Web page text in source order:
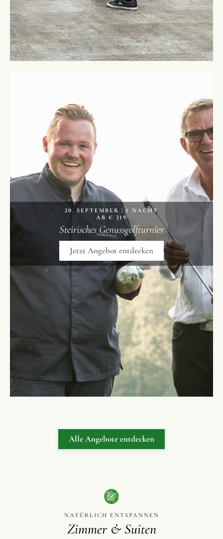
20. SEPTEMBER | 1 NACHT
AB € 319
Steirisches Genussgolfturnier
Jetzt Angebot entdecken
Alle Angebote entdecken
NATÜRLICH ENTSPANNEN
Zimmer & Suiten